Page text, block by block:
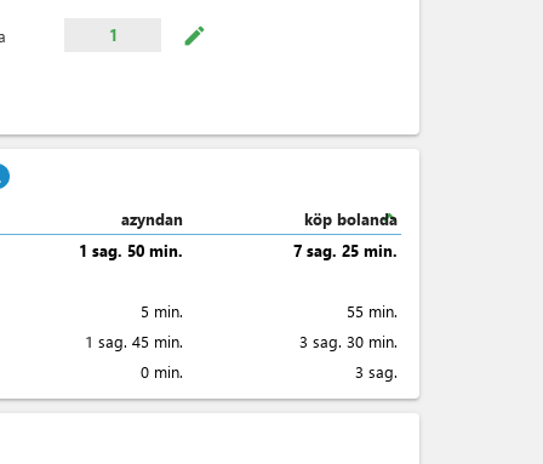
1 mode_edit
expand_less
azyndan
köp bolanda
1 sag. 50 min.
7 sag. 25 min.
5 min.
55 min.
1 sag. 45 min.
3 sag. 30 min.
0 min. 3 sag.